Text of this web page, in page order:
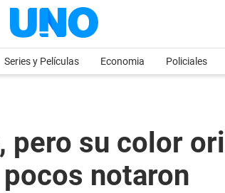
Series y Películas Economia Policiales
su color
notaron